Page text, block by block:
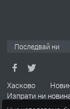
Последвай ни
Хасково
Изпрати ни